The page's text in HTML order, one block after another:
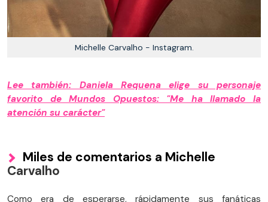
Michelle Carvalho - Instagram.
Lee también: Daniela Requena elige su personaje
favorito de Mundos Opuestos: "Me ha llamado la
atención su carácter"
Miles de comentarios a Michelle
Carvalho
Como era de esperarse, rápidamente sus fanáticas